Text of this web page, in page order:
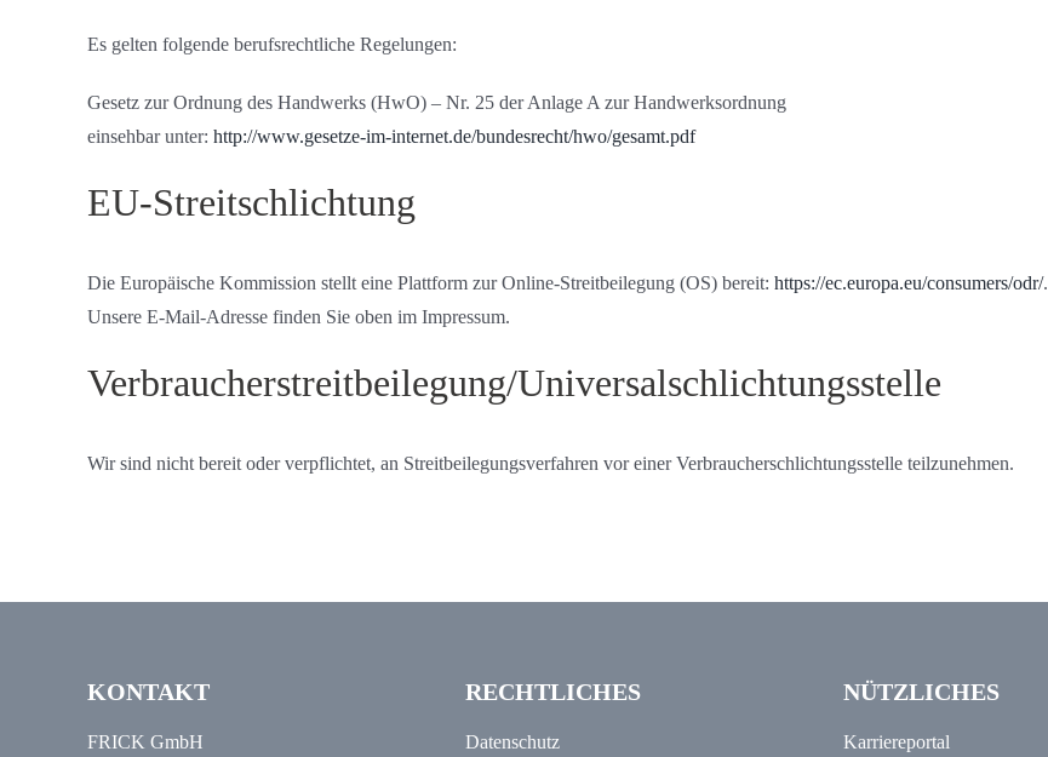
Es gelten folgende berufsrechtliche Regelungen:
Gesetz zur Ordnung des Handwerks (HwO) – Nr. 25 der Anlage A zur Handwerksordnung
einsehbar unter: http://www.gesetze-im-internet.de/bundesrecht/hwo/gesamt.pdf
EU-Streitschlichtung
Die Europäische Kommission stellt eine Plattform zur Online-Streitbeilegung (OS) bereit: https://ec.europa.eu/consumers/odr/.
Unsere E-Mail-Adresse finden Sie oben im Impressum.
Verbraucher­streit­beilegung/Universal­schlichtungs­stelle
Wir sind nicht bereit oder verpflichtet, an Streitbeilegungsverfahren vor einer Verbraucherschlichtungsstelle teilzunehmen.
KONTAKT
FRICK GmbH
RECHTLICHES
Datenschutz
NÜTZLICHES
Karriereportal